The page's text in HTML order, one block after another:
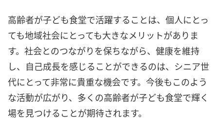
高齢者が子ども食堂で活躍することは、個人にとっ
ても地域社会にとっても大きなメリットがありま
す。社会とのつながりを保ちながら、健康を維持
し、自己成長を感じることができるのは、シニア世
代にとって非常に貴重な機会です。今後もこのよう
な活動が広がり、多くの高齢者が子ども食堂で輝く
場を見つけることが期待されます。